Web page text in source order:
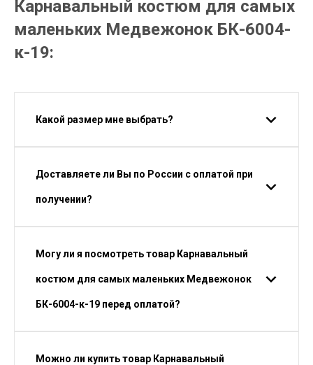
Карнавальный костюм для самых
маленьких Медвежонок БК-6004-
к-19:
Какой размер мне выбрать?
Доставляете ли Вы по России с оплатой при
получении?
Могу ли я посмотреть товар Карнавальный
костюм для самых маленьких Медвежонок
БК-6004-к-19 перед оплатой?
Можно ли купить товар Карнавальный